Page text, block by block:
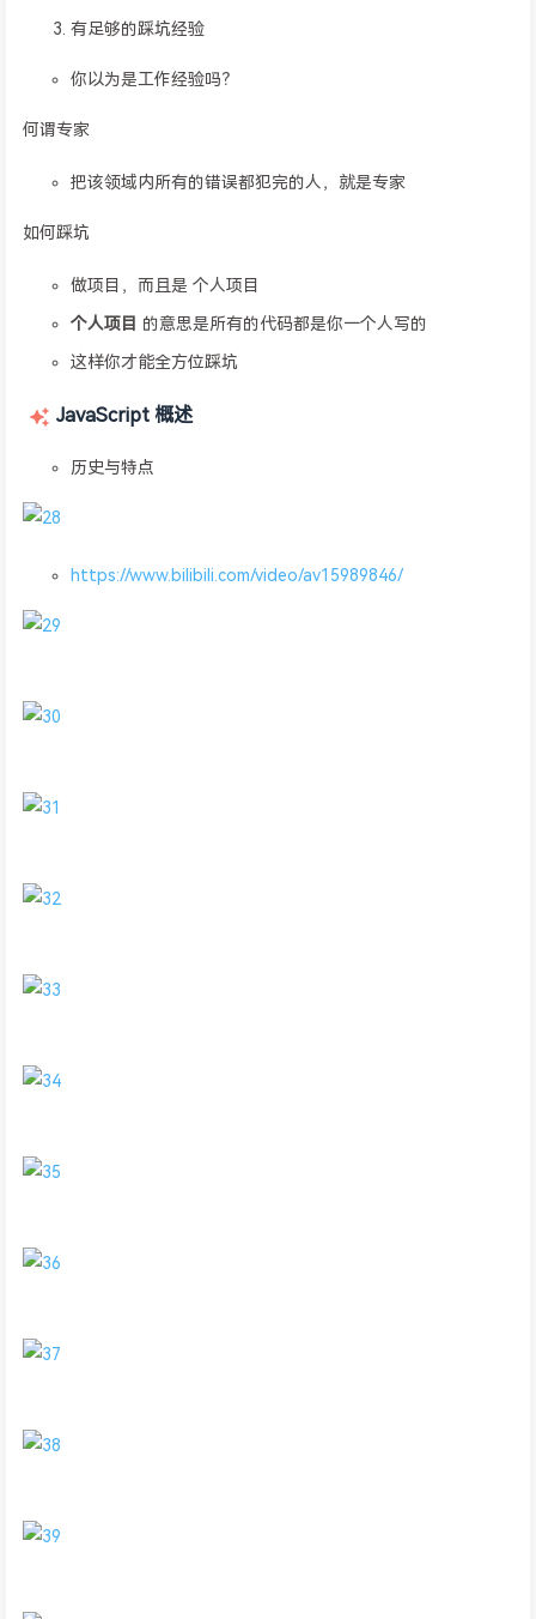
有足够的踩坑经验
你以为是工作经验吗？
何谓专家
把该领域内所有的错误都犯完的人，就是专家
如何踩坑
做项目，而且是 个人项目
个人项目 的意思是所有的代码都是你一个人写的
这样你才能全方位踩坑
JavaScript 概述
历史与特点
https://www.bilibili.com/video/av15989846/